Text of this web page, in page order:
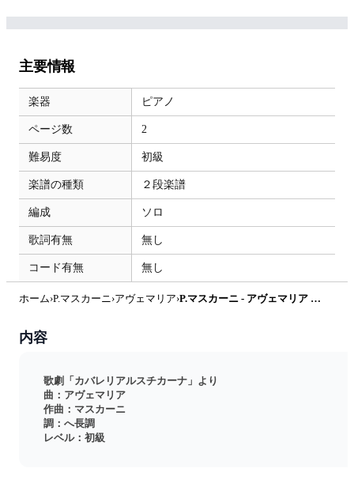
主要情報
楽器 ピアノ
ページ数 2
難易度 初級
楽譜の種類 ２段楽譜
編成 ソロ
歌詞有無 無し
コード有無 無し
ホーム›P.マスカーニ ›アヴェマリア› P.マスカーニ - アヴェマリア (F・ピアノソロ初級) by pfkaori
内容
歌劇「カバレリアルスチカーナ」より
曲：アヴェマリア
作曲：マスカーニ
調：へ長調
レベル：初級